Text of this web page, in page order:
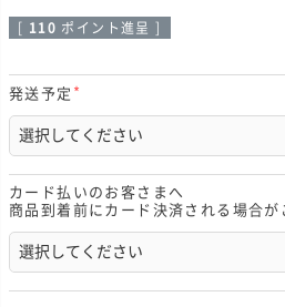
110 ポイント進呈 ]
発送予定
必
須
)
カード払いのお客さまへ
商品到着前にカード決済される場合が